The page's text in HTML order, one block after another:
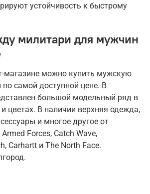
устойчивость к быстрому
милитари для мужчин
магазине можно купить мужскую
самой доступной цене. В
большой модельный ряд в
цветах. В наличии верхняя одежда,
и многое другое от
Forces, Catch Wave,
Carhartt и The North Face.